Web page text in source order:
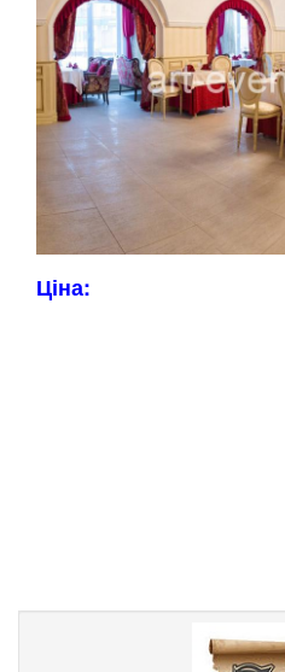
Ціна: